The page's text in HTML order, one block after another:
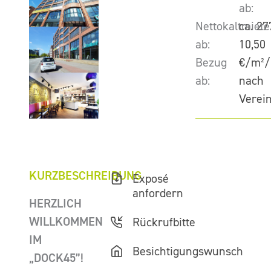
ab:
ca.
Nettokaltmiete
ab:
10,50
€/
Bezug
ab:
nach
KURZBESCHREIBUNG
HERZLICH
WILLKOMMEN
IM
„DOCK45”!
Exposé
anfordern
Rückrufbitte
Besichtigungswunsch